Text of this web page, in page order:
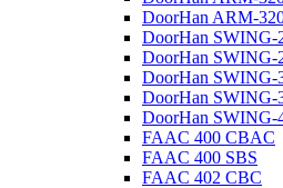
DoorHan ARM-
DoorHan SWING-
DoorHan SWING-
DoorHan SWING-
DoorHan SWING-
DoorHan SWING-
FAAC 400 CBAC
FAAC 400 SBS
FAAC 402 CBC